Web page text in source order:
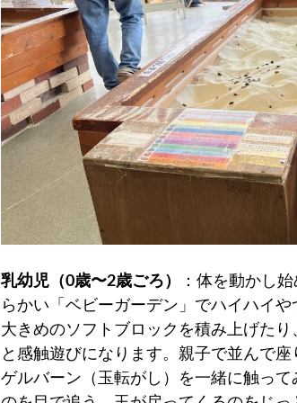
乳幼児（0歳〜2歳ごろ）
：体を動かし
らかい「ベビーガーデン」でハイハイや
大きめのソフトブロックを積み上げた
と感触遊びになります。親子で並んで
ゲルバーン（玉転がし）を一緒に触って